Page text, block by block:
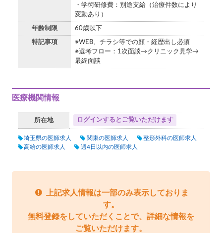
・学術研修費：別途支給（治療件数により
変動あり）
年齢制限 60歳以下
特記事項
※WEB、チラシ等での顔・経歴出し必須
※選考フロー：1次面談→クリニック見学→
最終面談
医療機関情報
所在地 ログインするとご覧いただけます
埼玉県の医師求人 関東の医師求人
整形外科の医師求人
高給の医師求人
週4日以内の医師求人
上記求人情報は一部のみ表示しておりま
す。
無料登録をしていただくことで、詳細な情報を
ご覧いただけます。